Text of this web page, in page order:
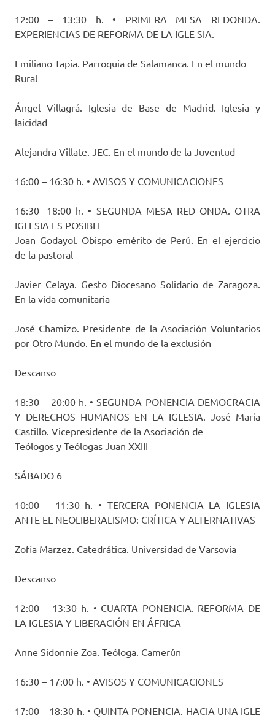
12:00 – 13:30 h. • PRIMERA MESA REDONDA.
EXPERIENCIAS DE REFORMA DE LA IGLE SIA.
Emiliano Tapia. Parroquia de Salamanca. En el mundo
Rural
Ángel Villagrá. Iglesia de Base de Madrid. Iglesia y
laicidad
Alejandra Villate. JEC. En el mundo de la Juventud
16:00 – 16:30 h. • AVISOS Y COMUNICACIONES
16:30 -18:00 h. • SEGUNDA MESA RED ONDA. OTRA
IGLESIA ES POSIBLE
Joan Godayol. Obispo emérito de Perú. En el ejercicio
de la pastoral
Javier Celaya. Gesto Diocesano Solidario de Zaragoza.
En la vida comunitaria
José Chamizo. Presidente de la Asociación Voluntarios
por Otro Mundo. En el mundo de la exclusión
Descanso
18:30 – 20:00 h. • SEGUNDA PONENCIA DEMOCRACIA
Y DERECHOS HUMANOS EN LA IGLESIA. José María
Castillo. Vicepresidente de la Asociación de
Teólogos y Teólogas Juan XXIII
SÁBADO 6
10:00 – 11:30 h. • TERCERA PONENCIA LA IGLESIA
ANTE EL NEOLIBERALISMO: CRÍTICA Y ALTERNATIVAS
Zofia Marzez. Catedrática. Universidad de Varsovia
Descanso
12:00 – 13:30 h. • CUARTA PONENCIA. REFORMA DE
LA IGLESIA Y LIBERACIÓN EN ÁFRICA
Anne Sidonnie Zoa. Teóloga. Camerún
16:30 – 17:00 h. • AVISOS Y COMUNICACIONES
17:00 – 18:30 h. • QUINTA PONENCIA. HACIA UNA IGLE